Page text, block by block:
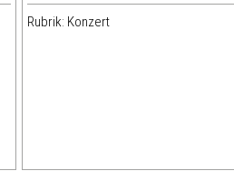
Rubrik: Konzert